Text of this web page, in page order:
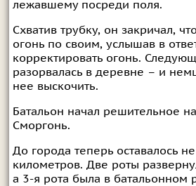
лежавшему посреди поля.
Схватив трубку, он закричал,
огонь по своим, услышав в
корректировать огонь.
разорвалась в деревне – и
нее выскочить.
Батальон начал решительное
Сморгонь.
До города теперь оставалось
километров. Две роты
а 3-я рота была в батальонном